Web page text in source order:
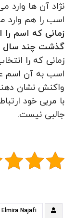
نژاد آن ها وارد
اسب را هم وارد
زمانی که اسم
گذشت چند سال
زمانی که را
اسب به آن اسم
واکنش نشان
با مربی خود
جالبی نیست.
Elmira Najafi